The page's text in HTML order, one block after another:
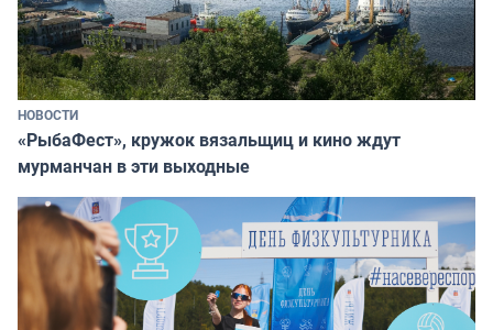
НОВОСТИ
«РыбаФест», кружок вязальщиц и кино ждут
мурманчан в эти выходные